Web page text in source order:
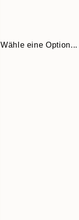
Wähle eine Option...